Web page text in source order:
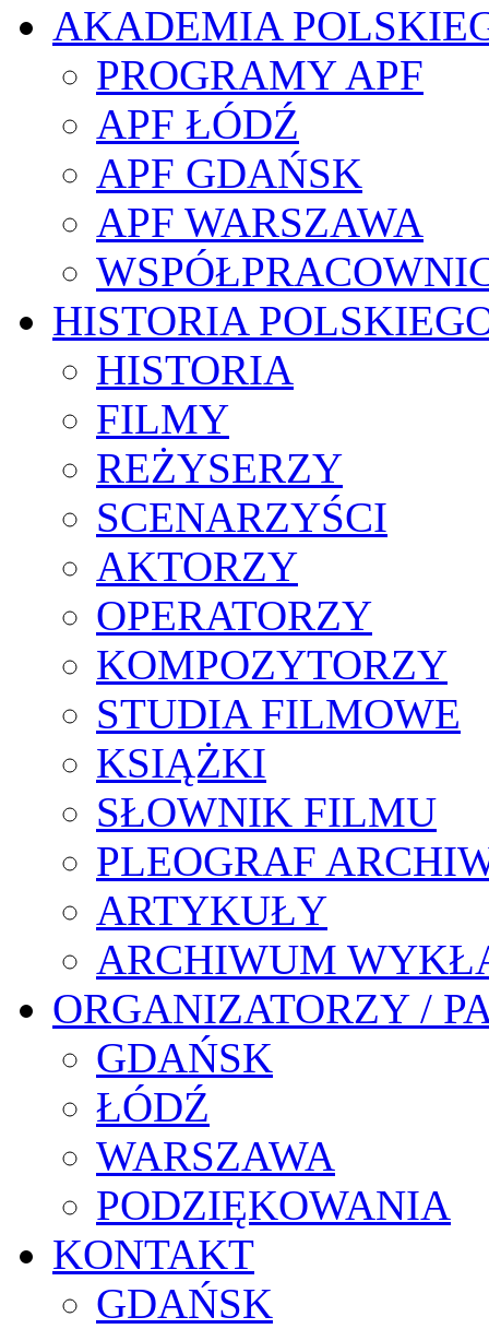
AKADEMIA
PROGRAMY APF
APF ŁÓDŹ
APF GDAŃSK
APF WARSZAWA
HISTORIA
HISTORIA
FILMY
REŻYSERZY
SCENARZYŚCI
AKTORZY
OPERATORZY
KOMPOZYTORZY
STUDIA FILMOWE
KSIĄŻKI
SŁOWNIK FILMU
PLEOGRAF
ARTYKUŁY
ARCHIWUM
ORGANIZATORZY /
GDAŃSK
ŁÓDŹ
WARSZAWA
PODZIĘKOWANIA
KONTAKT
GDAŃSK